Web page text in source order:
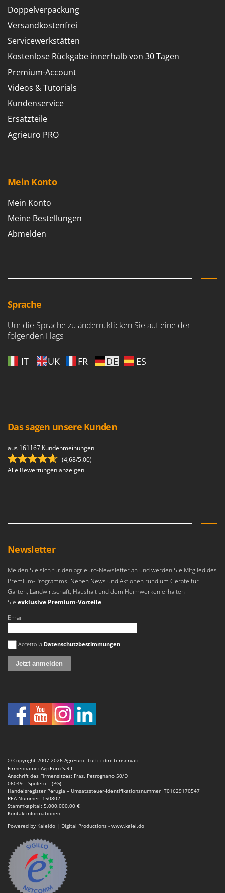
Wiper EcoRobot
Wolf Garten
Wortex
Worx
Y Yard Force
Z
Zanon
Zodiac
Doppelverpackung
Versandkostenfrei
Servicewerkstätten
Kostenlose Rückgabe innerhalb von 30 Tagen
Premium-Account
Videos & Tutorials
Kundenservice
Ersatzteile
Agrieuro PRO
Mein Konto
Mein Konto
Meine Bestellungen
Abmelden
Sprache
Um die Sprache zu ändern, klicken Sie auf eine der
folgenden Flags
IT UK FR DE ES
Das sagen unsere Kunden
aus 161167 Kundenmeinungen
(4,68/5.00)
Alle Bewertungen anzeigen
Newsletter
Melden Sie sich für den agrieuro-Newsletter an und werden Sie Mitglied des
Premium-Programms. Neben News und Aktionen rund um Geräte für
Garten, Landwirtschaft, Haushalt und dem Heimwerken erhalten
Sie exklusive Premium-Vorteile.
Email
Es ist ein Fehler aufgetreten
Accetto la Datenschutzbestimmungen
© Copyright 2007-2026 AgriEuro. Tutti i diritti riservati
Firmenname: AgriEuro S.R.L.
Anschrift des Firmensitzes: Fraz. Petrognano 50/D
06049 – Spoleto – (PG)
Handelsregister Perugia – Umsatzsteuer-Identifikationsnummer IT01629170547
REA-Nummer: 150802
Stammkapital: 5.000.000,00 €
Kontaktinformationen
Powered by Kaleido | Digital Productions - www.kalei.do